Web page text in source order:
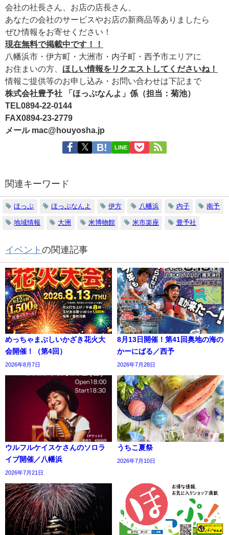
会社の社長さん、お店の店長さん、
あなたの会社のサービスやお店の新商品等ありましたら
ぜひ情報をお寄せください！
現在無料で掲載中です！！
八幡浜市・伊方町・大洲市・内子町・西予市エリアに
お住まいの方、 ほしい情報をリクエストしてくださいね！
情報ご提供等のお申し込み・お問い合わせは下記まで
株式会社豊予社 「ほっぷなんよ」係（担当：菊池）
TEL0894-22-0144
FAX0894-23-2779
メール mac@houyosha.jp
LINE
関連キーワード
ほっぷ ほっぷなんよ 伊方 八幡浜 内子 南予
地域情報 大洲 米博物館 米市楽座 豊予社
イベント の関連記事
めっちゃまぶしいかざき花火大
会開催！（第4回）
2026年8月7日
8月13日開催！第41回奥地の海の
かーにばる／西予
2026年7月28日
ウルフルケイスケさんのソロラ
イブ開催／八幡浜
2026年7月21日
うちこ夏祭
2026年7月10日